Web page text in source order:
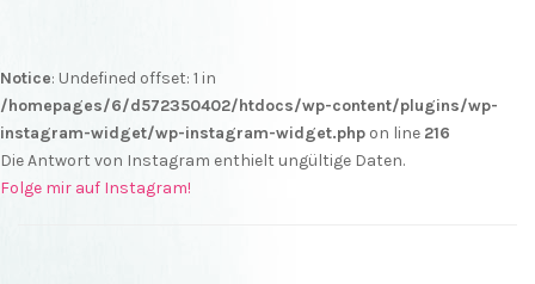
Notice: Undefined offset: 1 in
/homepages/6/d572350402/htdocs/wp-content/plugins/wp-
instagram-widget/wp-instagram-widget.php on line 216
Die Antwort von Instagram enthielt ungültige Daten.
Folge mir auf Instagram!